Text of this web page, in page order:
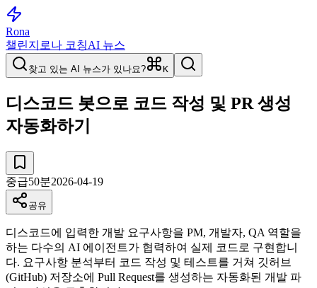
Rona
챌린지 로나 코칭AI 뉴스
찾고 있는 AI 뉴스가 있나요? K
디스코드 봇으로 코드 작성 및 PR 생성
자동화하기
중급50분2026-04-19
공유
디스코드에 입력한 개발 요구사항을 PM, 개발자, QA 역할을
하는 다수의 AI 에이전트가 협력하여 실제 코드로 구현합니
다. 요구사항 분석부터 코드 작성 및 테스트를 거쳐 깃허브
(GitHub) 저장소에 Pull Request를 생성하는 자동화된 개발 파